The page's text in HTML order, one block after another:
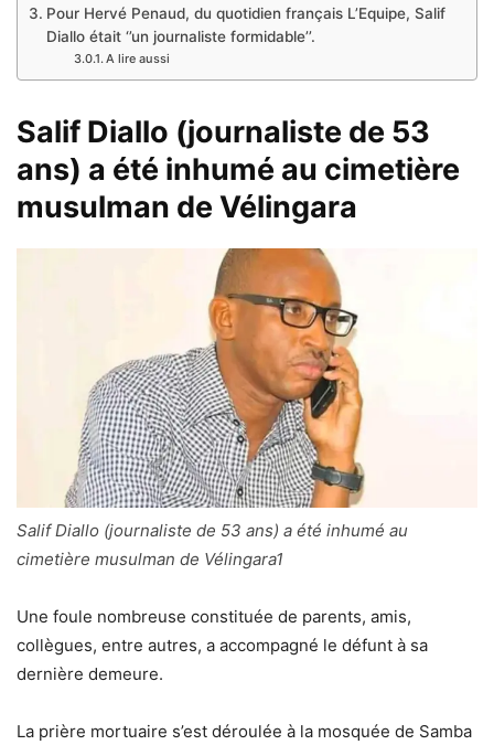
Pour Hervé Penaud, du quotidien français L’Equipe, Salif
Diallo était ‘’un journaliste formidable’’.
A lire aussi
Salif Diallo (journaliste de 53
ans) a été inhumé au cimetière
musulman de Vélingara
Salif Diallo (journaliste de 53 ans) a été inhumé au
cimetière musulman de Vélingara1
Une foule nombreuse constituée de parents, amis,
collègues, entre autres, a accompagné le défunt à sa
dernière demeure.
La prière mortuaire s’est déroulée à la mosquée de Samba